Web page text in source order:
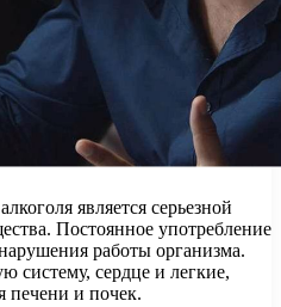
является серьезной
Постоянное употребление
работы организма.
систему, сердце и легкие,
печени и почек.